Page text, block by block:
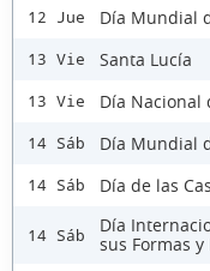
12 Jue Día Mundial
13 Vie Santa Lucía
13 Vie Día Nacional
14 Sáb Día Mundial
14 Sáb Día de las
14 Sáb
Día
sus Formas